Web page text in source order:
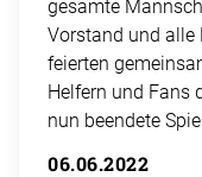
gesamte
Vorstand und alle
feierten
Helfern und Fans
nun beendete
06.06.2022